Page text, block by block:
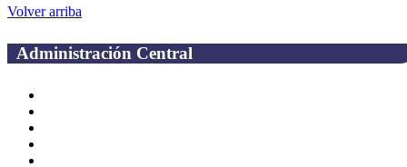
Volver arriba
Administración Central